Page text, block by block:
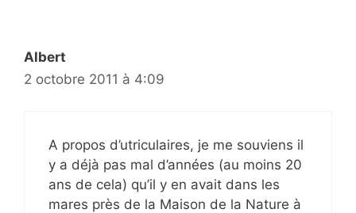
Albert
2 octobre 2011 à 4:09
A propos d’utriculaires, je me souviens il
y a déjà pas mal d’années (au moins 20
ans de cela) qu’il y en avait dans les
mares près de la Maison de la Nature à